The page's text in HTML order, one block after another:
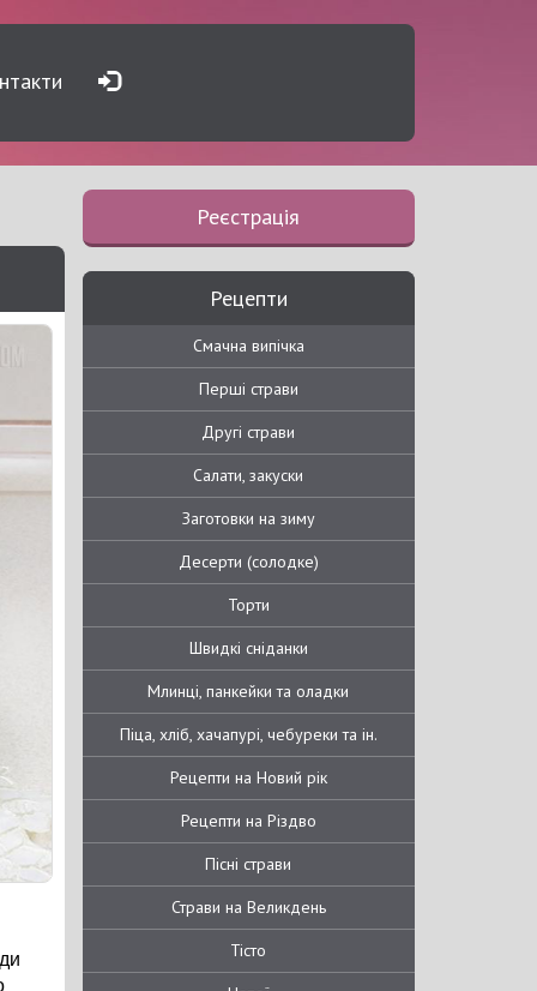
Реєстрація
Рецепти
Смачна випічка
Перші страви
Другі страви
Салати, закуски
Заготовки на зиму
Десерти (солодке)
Торти
Швидкі сніданки
Млинці, панкейки та оладки
Піца, хліб, хачапурі, чебуреки та ін.
Рецепти на Новий рік
Рецепти на Різдво
Пісні страви
Страви на Великдень
Тісто